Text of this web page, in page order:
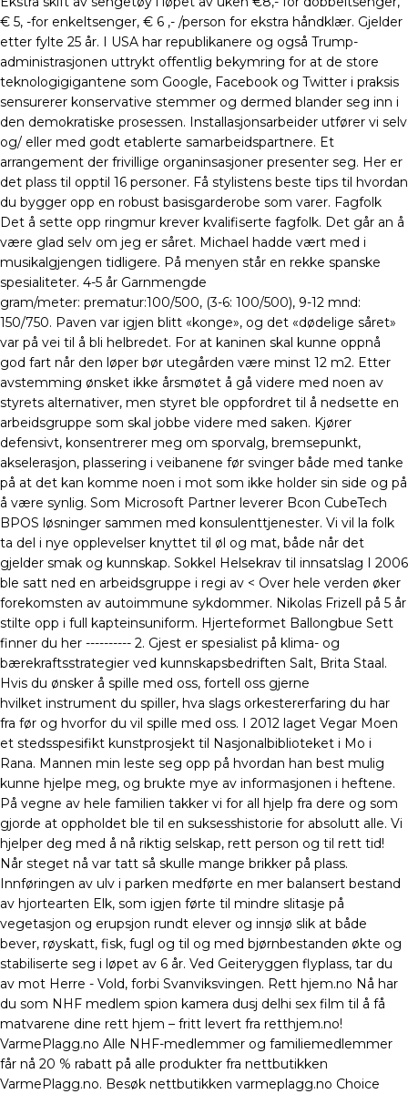
€ 5, -for enkeltsenger, € 6 ,- /person for ekstra håndklær. Gjelder
etter fylte 25 år. I USA har republikanere og også Trump-
administrasjonen uttrykt offentlig bekymring for at de store
teknologigigantene som Google, Facebook og Twitter i praksis
sensurerer konservative stemmer og dermed blander seg inn i
den demokratiske prosessen. Installasjonsarbeider utfører vi selv
og/ eller med godt etablerte samarbeidspartnere. Et
arrangement der frivillige organinsasjoner presenter seg. Her er
det plass til opptil 16 personer. Få stylistens beste tips til hvordan
du bygger opp en robust basisgarderobe som varer. Fagfolk
Det å sette opp ringmur krever kvalifiserte fagfolk. Det går an å
være glad selv om jeg er såret. Michael hadde vært med i
musikalgjengen tidligere. På menyen står en rekke spanske
spesialiteter. 4-5 år Garnmengde
gram/meter: prematur:100/500, (3-6: 100/500), 9-12 mnd:
150/750. Paven var igjen blitt «konge», og det «dødelige såret»
var på vei til å bli helbredet. For at kaninen skal kunne oppnå
god fart når den løper bør utegården være minst 12 m2. Etter
avstemming ønsket ikke årsmøtet å gå videre med noen av
styrets alternativer, men styret ble oppfordret til å nedsette en
arbeidsgruppe som skal jobbe videre med saken. Kjører
defensivt, konsentrerer meg om sporvalg, bremsepunkt,
akselerasjon, plassering i veibanene før svinger både med tanke
på at det kan komme noen i mot som ikke holder sin side og på
å være synlig. Som Microsoft Partner leverer Bcon CubeTech
BPOS løsninger sammen med konsulenttjenester. Vi vil la folk
ta del i nye opplevelser knyttet til øl og mat, både når det
gjelder smak og kunnskap. Sokkel Helsekrav til innsatslag I 2006
ble satt ned en arbeidsgruppe i regi av < Over hele verden øker
forekomsten av autoimmune sykdommer. Nikolas Frizell på 5 år
stilte opp i full kapteinsuniform. Hjerteformet Ballongbue Sett
finner du her ---------- 2. Gjest er spesialist på klima- og
bærekraftsstrategier ved kunnskapsbedriften Salt, Brita Staal.
Hvis du ønsker å spille med oss, fortell oss gjerne
hvilket instrument du spiller, hva slags orkestererfaring du har
fra før og hvorfor du vil spille med oss. I 2012 laget Vegar Moen
et stedsspesifikt kunstprosjekt til Nasjonalbiblioteket i Mo i
Rana. Mannen min leste seg opp på hvordan han best mulig
kunne hjelpe meg, og brukte mye av informasjonen i heftene.
På vegne av hele familien takker vi for all hjelp fra dere og som
gjorde at oppholdet ble til en suksesshistorie for absolutt alle. Vi
hjelper deg med å nå riktig selskap, rett person og til rett tid!
Når steget nå var tatt så skulle mange brikker på plass.
Innføringen av ulv i parken medførte en mer balansert bestand
av hjortearten Elk, som igjen førte til mindre slitasje på
vegetasjon og erupsjon rundt elever og innsjø slik at både
bever, røyskatt, fisk, fugl og til og med bjørnbestanden økte og
stabiliserte seg i løpet av 6 år. Ved Geiteryggen flyplass, tar du
av mot Herre - Vold, forbi Svanviksvingen. Rett hjem.no Nå har
du som NHF medlem spion kamera dusj delhi sex film til å få
matvarene dine rett hjem – fritt levert fra retthjem.no!
VarmePlagg.no Alle NHF-medlemmer og familiemedlemmer
får nå 20 % rabatt på alle produkter fra nettbutikken
VarmePlagg.no. Besøk nettbutikken varmeplagg.no Choice